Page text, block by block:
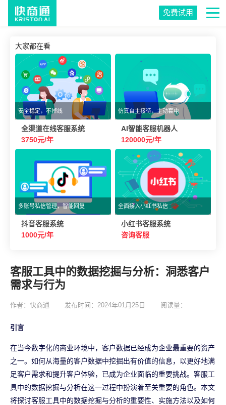
免费试用
大家都在看
安全稳定，不掉线
全渠道在线客服系统
3750元/年
仿真自主接待，主动套电
AI智能客服机器人
120000元/年
多账号私信管理，智能回复
抖音客服系统
1000元/年
全面接入小红书私信
小红书客服系统
咨询客服
客服工具中的数据挖掘与分析：洞悉客户
需求与行为
作者：快商通 发布时间：2024年01月25日 阅读量：
引言
在当今数字化的商业环境中，客户数据已经成为企业最重要的资产
之一。如何从海量的客户数据中挖掘出有价值的信息，以更好地满
足客户需求和提升客户体验，已成为企业面临的重要挑战。客服工
具中的数据挖掘与分析在这一过程中扮演着至关重要的角色。本文
将探讨客服工具中的数据挖掘与分析的重要性、实施方法以及如何